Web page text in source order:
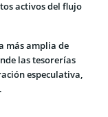
activos del flujo
más amplia de
las tesorerías
especulativa,